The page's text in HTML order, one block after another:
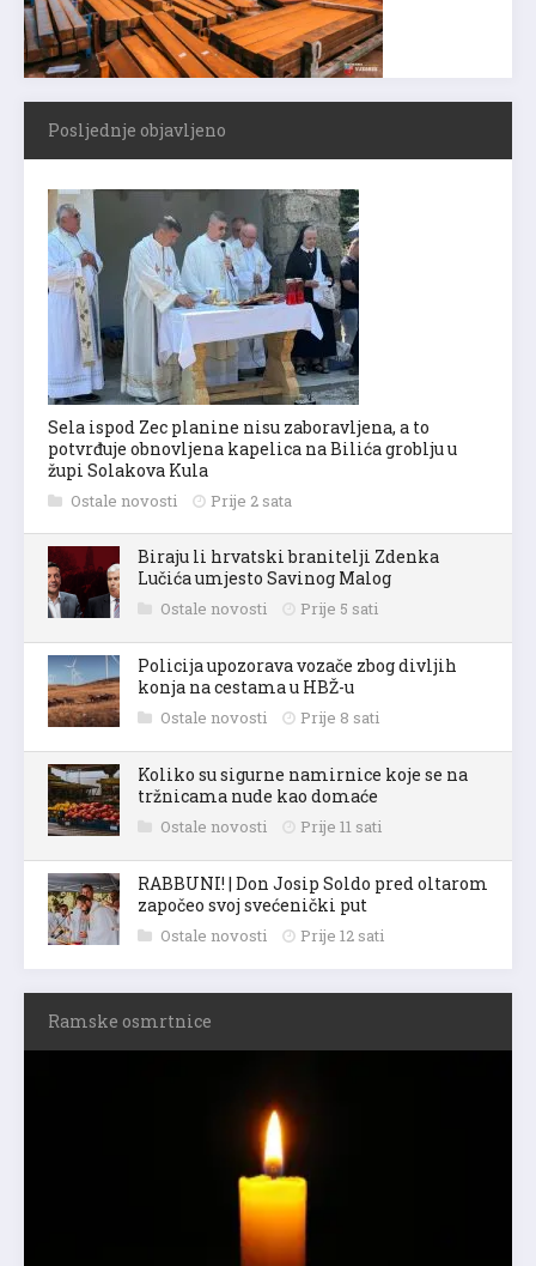
Posljednje objavljeno
Sela ispod Zec planine nisu zaboravljena, a to
potvrđuje obnovljena kapelica na Bilića groblju u
župi Solakova Kula
Ostale novosti Prije 2 sata
Biraju li hrvatski branitelji Zdenka
Lučića umjesto Savinog Malog
Ostale novosti Prije 5 sati
Policija upozorava vozače zbog divljih
konja na cestama u HBŽ-u
Ostale novosti Prije 8 sati
Koliko su sigurne namirnice koje se na
tržnicama nude kao domaće
Ostale novosti Prije 11 sati
RABBUNI! | Don Josip Soldo pred oltarom
započeo svoj svećenički put
Ostale novosti Prije 12 sati
Ramske osmrtnice